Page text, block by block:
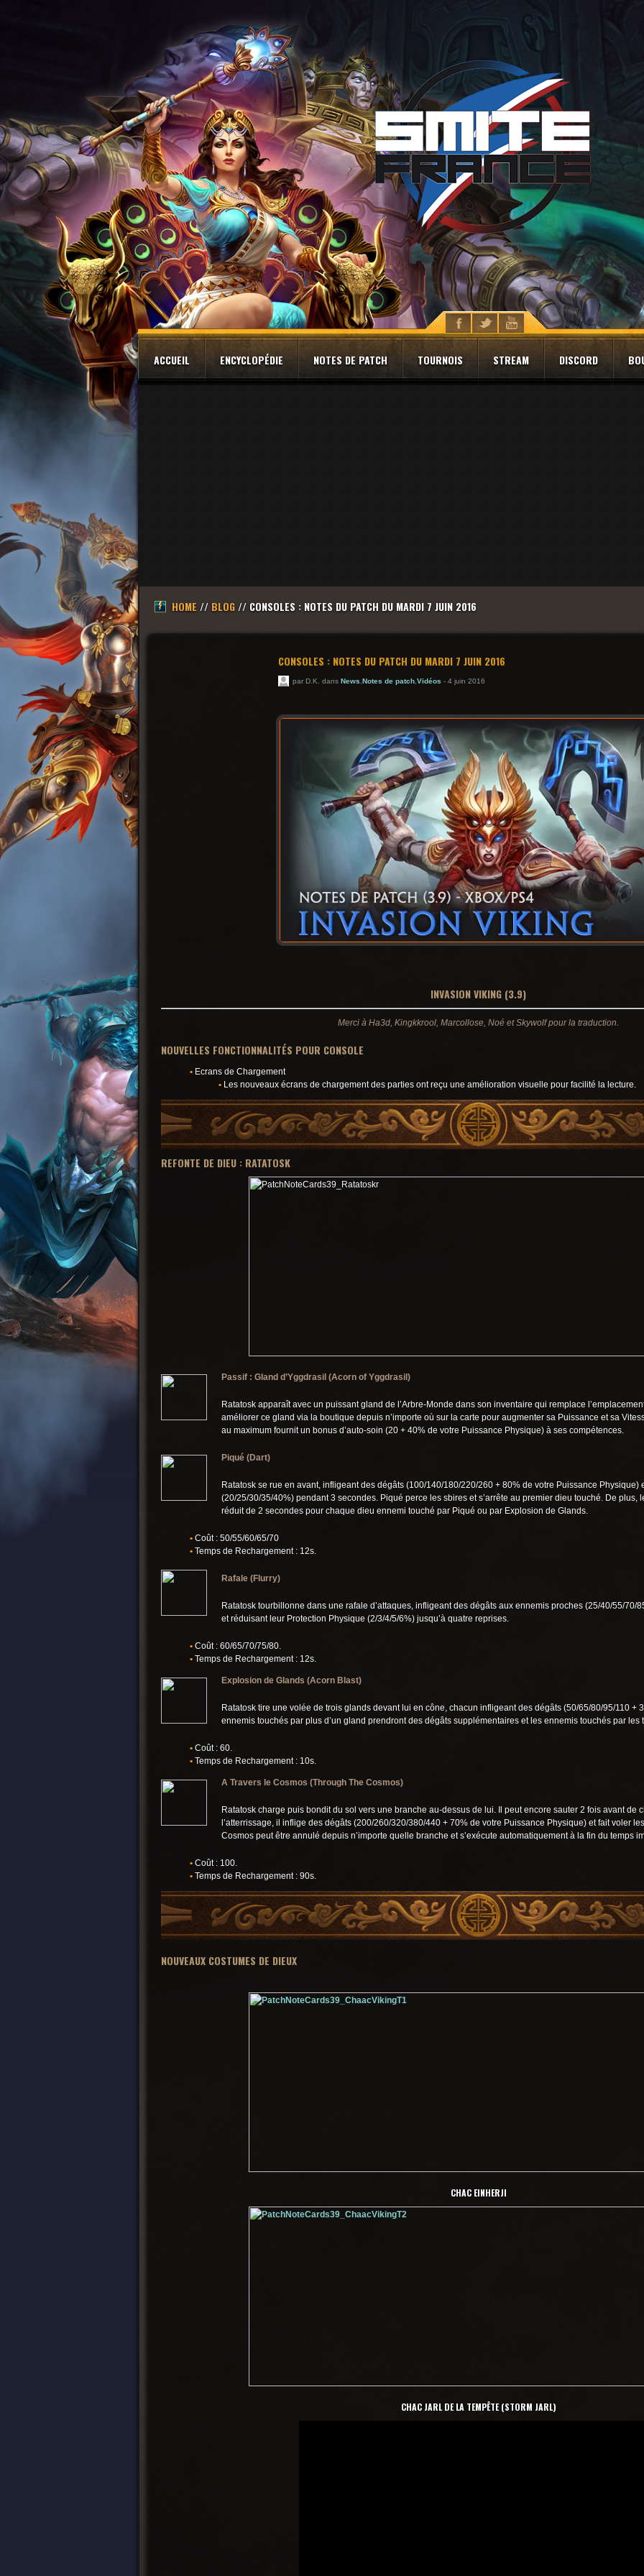
ACCUEIL ENCYCLOPÉDIE NOTES DE PATCH TOURNOIS STREAM DISCORD
HOME // BLOG // CONSOLES : NOTES DU PATCH DU MARDI 7 JUIN 2016
CONSOLES : NOTES DU PATCH DU MARDI 7 JUIN 2016
par D.K. dans News Notes de patch, Vidéos - 4 juin 2016
INVASION VIKING (3.9)
Merci à Ha3d, Kingkkrool, Marcollose, Noé et Skywolf pour latraduction.
NOUVELLES FONCTIONNALITÉS POUR CONSOLE
• Ecrans de Chargement
• Les nouveaux écrans de chargement des parties ont reçu une amélioration visuelle pour facilité la lecture.
REFONTE DE DIEU : RATATOSK
Passif : Gland d’Yggdrasil (Acorn of Yggdrasil)
Ratatosk apparaît avec un puissant gland de l’Arbre-Monde dans son inventaire qui remplace
améliorer ce gland via la boutique depuis n’importe où sur la carte pour augmenter sa Puissance et sa
au maximum fournit un bonus d’auto-soin (20 + 40% de votre Puissance Physique) à ses compétences.
Piqué (Dart)
Ratatosk se rue en avant, infligeant des dégâts (100/140/180/220/260 + 80% de votre Puissance Physique)
(20/25/30/35/40%) pendant 3 secondes. Piqué perce les sbires et s’arrête au premier dieu touché. De plus,
réduit de 2 secondes pour chaque dieu ennemi touché par Piqué ou par Explosion de Glands.
• Coût : 50/55/60/65/70
• Temps de Rechargement : 12s.
Rafale (Flurry)
Ratatosk tourbillonne dans une rafale d’attaques, infligeant des dégâts aux ennemis proches (25/40/55/70/
et réduisant leur Protection Physique (2/3/4/5/6%) jusqu’à quatre reprises.
• Coût : 60/65/70/75/80.
• Temps de Rechargement : 12s.
Explosion de Glands (Acorn Blast)
Ratatosk tire une volée de trois glands devant lui en cône, chacun infligeant des dégâts (50/65/80/95/110 +
ennemis touchés par plus d’un gland prendront des dégâts supplémentaires et les ennemis touchés par
• Coût : 60.
• Temps de Rechargement : 10s.
A Travers le Cosmos (Through The Cosmos)
Ratatosk charge puis bondit du sol vers une branche au-dessus de lui. Il peut encore sauter 2 fois avant de
l’atterrissage, il inflige des dégâts (200/260/320/380/440 + 70% de votre Puissance Physique) et fait voler
Cosmos peut être annulé depuis n’importe quelle branche et s’exécute automatiquement à la fin du temps
• Coût : 100.
• Temps de Rechargement : 90s.
NOUVEAUX COSTUMES DE DIEUX
CHAC EINHERJI
CHAC JARL DE LA TEMPÊTE (STORM JARL)